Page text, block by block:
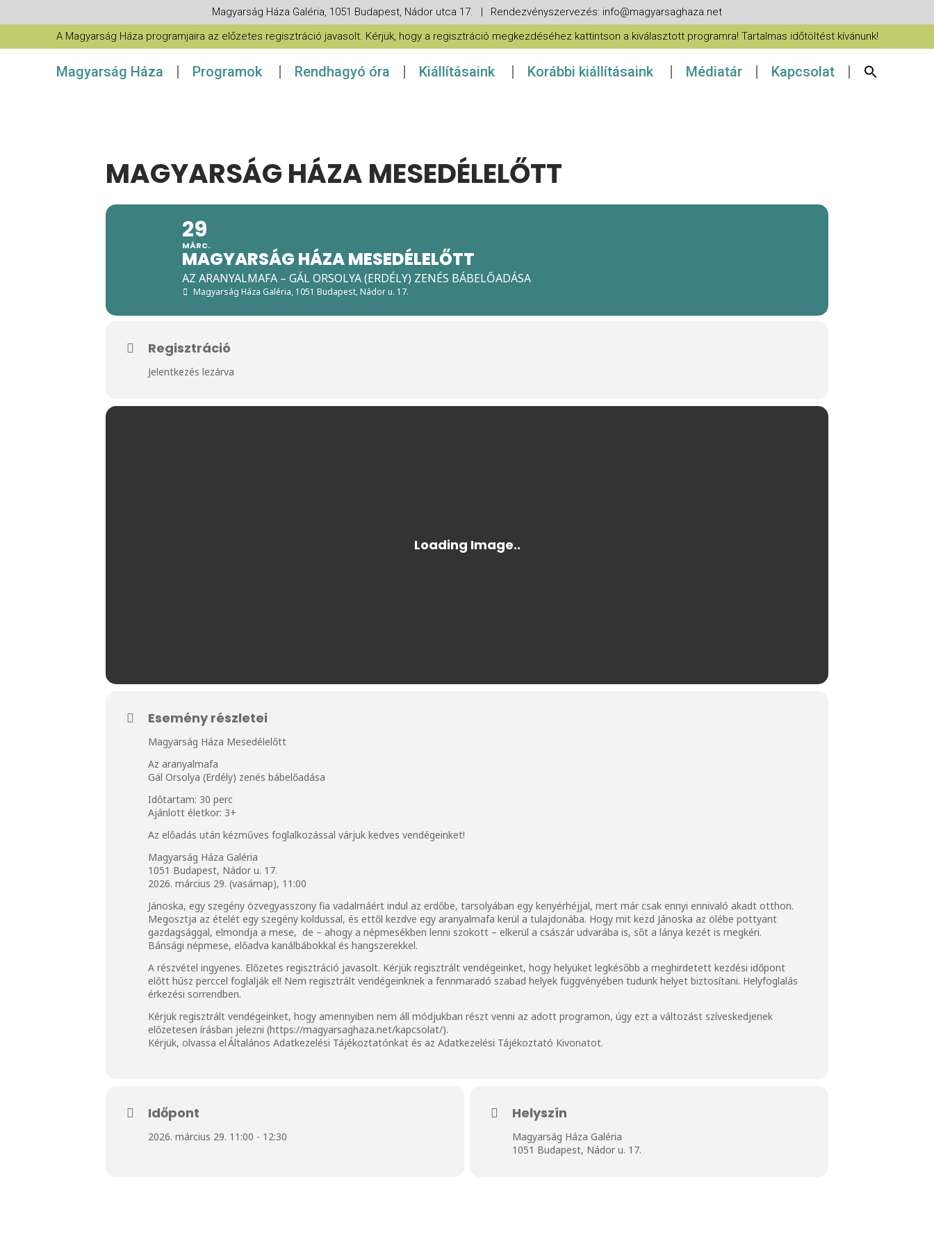
Magyarság Háza Galéria, 1051 Budapest, Nádor utca 17. | Rendezvényszervezés: info@magyarsaghaza.net
A Magyarság Háza programjaira az előzetes regisztráció javasolt. Kérjük, hogy a regisztráció megkezdéséhez kattintson a kiválasztott programra! Tartalmas időtöltést kívánunk!
Magyarság Háza Programok Rendhagyó óra Kiállításaink Korábbi kiállításaink Médiatár Kapcsolat
MAGYARSÁG HÁZA MESEDÉLELŐTT
29
MÁRC.
MAGYARSÁG HÁZA MESEDÉLELŐTT
AZ ARANYALMAFA – GÁL ORSOLYA (ERDÉLY) ZENÉS BÁBELŐADÁSA
Magyarság Háza Galéria, 1051 Budapest, Nádor u. 17.
Regisztráció
Jelentkezés lezárva
Esemény részletei
Magyarság Háza Mesedélelőtt
Az aranyalmafa
Gál Orsolya (Erdély) zenés bábelőadása
Időtartam: 30 perc
Ajánlott életkor: 3+
Az előadás után kézműves foglalkozással várjuk kedves vendégeinket!
Magyarság Háza Galéria
1051 Budapest, Nádor u. 17.
2026. március 29. (vasárnap), 11:00
Jánoska, egy szegény özvegyasszony fia vadalmáért indul az erdőbe, tarsolyában egy kenyérhéjjal, mert már csak ennyi ennivaló akadt otthon.
Megosztja az ételét egy szegény koldussal, és ettől kezdve egy aranyalmafa kerül a tulajdonába. Hogy mit kezd Jánoska az ölébe pottyant
gazdagsággal, elmondja a mese, de – ahogy a népmesékben lenni szokott – elkerül a császár udvarába is, sőt a lánya kezét is megkéri.
Bánsági népmese, előadva kanálbábokkal és hangszerekkel.
A részvétel ingyenes. Előzetes regisztráció javasolt. Kérjük regisztrált vendégeinket, hogy helyüket legkésőbb a meghirdetett kezdési időpont
előtt húsz perccel foglalják el! Nem regisztrált vendégeinknek a fennmaradó szabad helyek függvényében tudunk helyet biztosítani. Helyfoglalás
érkezési sorrendben.
Kérjük regisztrált vendégeinket, hogy amennyiben nem áll módjukban részt venni az adott programon, úgy ezt a változást szíveskedjenek
előzetesen írásban jelezni (https://magyarsaghaza.net/kapcsolat/).
Kérjük, olvassa elÁltalános Adatkezelési Tájékoztatónkat és az Adatkezelési Tájékoztató Kivonatot.
Időpont
2026. március 29. 11:00 - 12:30
Helyszín
Magyarság Háza Galéria
1051 Budapest, Nádor u. 17.